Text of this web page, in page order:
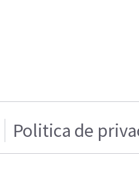
Politica de